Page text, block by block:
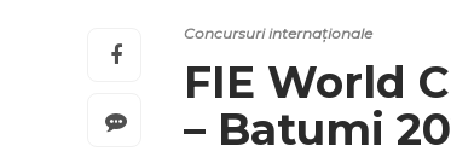
Concursuri internaționale
FIE World
– Batumi